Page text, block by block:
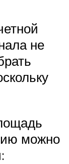
не
можно